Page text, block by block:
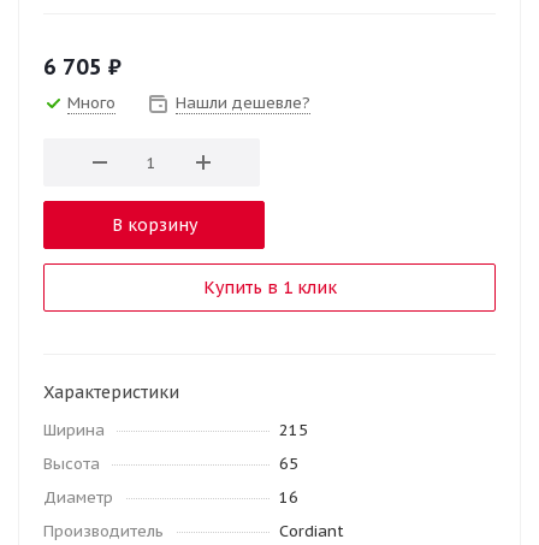
6 705 ₽
Много Нашли дешевле?
В корзину
Купить в 1 клик
Характеристики
Ширина
215
Высота
65
Диаметр
16
Производитель
Cordiant